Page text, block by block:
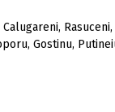
Calugareni, Rasuceni,
, Gostinu,